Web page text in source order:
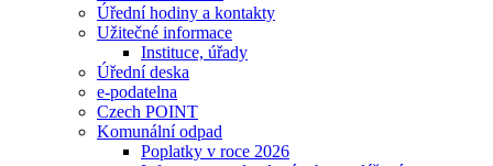
Úřední hodiny a kontakty
Užitečné informace
Instituce, úřady
Úřední deska
e-podatelna
Czech POINT
Komunální odpad
Poplatky v roce 2026